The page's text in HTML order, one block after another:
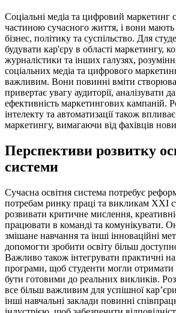
Соціальні медіа та цифровий маркетинг
частиною сучасного життя, і вони
бізнес, політику та суспільство. Для
будувати кар'єру в області маркетингу,
журналістики та інших галузях,
соціальних медіа та цифрового
важливим. Вони повинні вміти
привертає увагу аудиторії, аналізувати
ефективність маркетингових кампаній.
інтелекту та автоматизації також
маркетингу, вимагаючи від фахівців
Перспективи розвитку
системи
Сучасна освітня система потребує
потребам ринку праці та викликам XXI
розвивати критичне мислення,
працювати в команді та комунікувати.
змішане навчання та інші інноваційні
допомогти зробити освіту більш
Важливо також інтегрувати практичні
програми, щоб студенти могли отримати
бути готовими до реальних викликів.
все більш важливим для успішної
інші навчальні заклади повинні